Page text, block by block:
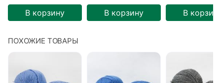
3,75мм/40см
В корзину
5,5мм/40см
В корзину В
ПОХОЖИЕ ТОВАРЫ